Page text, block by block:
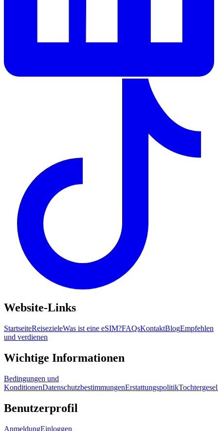
Website-Links
StartseiteReisezieleWas ist eine eSIM?FAQsKontaktBlogEmpfehlen
und verdienen
Wichtige Informationen
Bedingungen und
KonditionenDatenschutzbestimmungenErstattungspolitik
Benutzerprofil
AnmeldungEinloggen